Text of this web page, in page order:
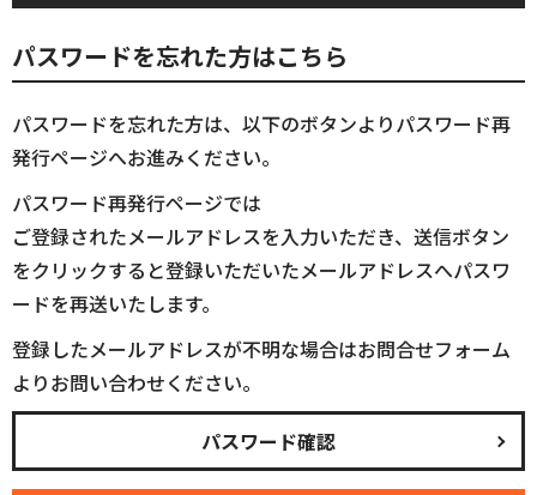
パスワードを忘れた方はこちら
パスワードを忘れた方は、以下のボタンよりパスワード再
発行ページへお進みください。
パスワード再発行ページでは
ご登録されたメールアドレスを入力いただき、送信ボタン
をクリックすると登録いただいたメールアドレスへパスワ
ードを再送いたします。
登録したメールアドレスが不明な場合はお問合せフォーム
よりお問い合わせください。
パスワード確認